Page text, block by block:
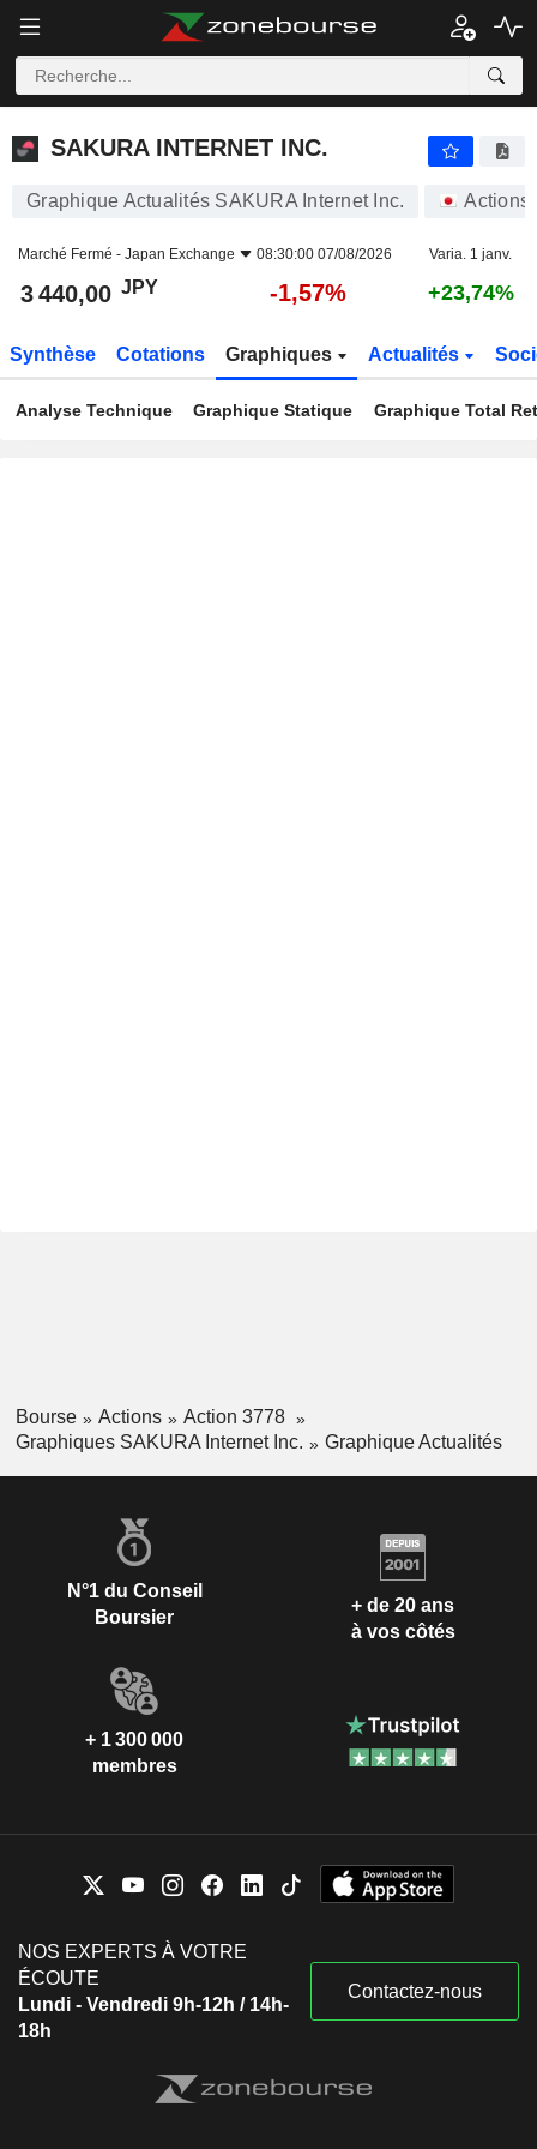
SAKURA INTERNET INC.
SAKURA INTERNET INC.
Graphique Actualités SAKURA Internet Inc. Actions
Marché Fermé - Japan Exchange 08:30:00 07/08/2026 Varia. 1 janv.
3 440,00 JPY -1,57% +23,74%
Synthèse Cotations Graphiques Actualités
Analyse Technique Graphique Statique Graphique Total
Bourse Actions
Action 3778
Graphiques SAKURA Internet Inc.
Graphique Actualités
N°1 du Conseil
Boursier
+ de 20 ans
à vos côtés
+ 1 300 000
membres
NOS EXPERTS À VOTRE
ÉCOUTE
Lundi - Vendredi 9h-12h / 14h-
18h
Contactez-nous